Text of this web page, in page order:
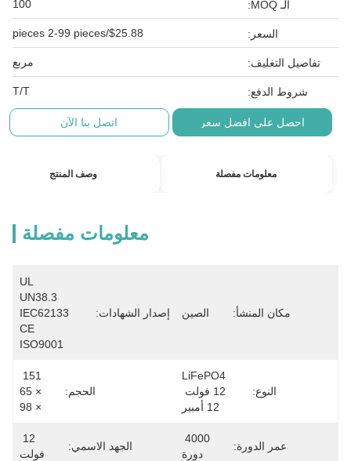
الـ MOQ: 100
السعر: $25.88/pieces 2-99 pieces
تفاصيل التغليف: مربع
شروط الدفع: T/T
احصل على افضل سعر اتصل بنا الآن
معلومات مفصلة وصف المنتج
معلومات مفصلة
مكان المنشأ: الصين إصدار الشهادات:
UL
UN38.3
IEC62133
CE
ISO9001
النوع:
LiFePO4
12 أمبير
الحجم:
× 98
عمر الدورة:
دورة
الجهد الاسمي:
فولت